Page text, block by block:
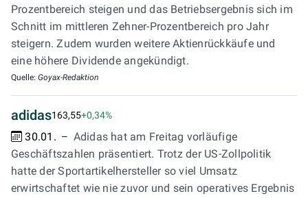
Prozentbereich steigen und das Betriebsergebnis sich im
Schnitt im mittleren Zehner-Prozentbereich pro Jahr
steigern. Zudem wurden weitere Aktienrückkäufe und
eine höhere Dividende angekündigt.
Quelle: Goyax-Redaktion
adidas163,55+0,34%
30.01.
Adidas hat am Freitag vorläufige
Geschäftszahlen präsentiert. Trotz der US-Zollpolitik
hatte der Sportartikelhersteller so viel Umsatz
erwirtschaftet wie nie zuvor und sein operatives Ergebnis